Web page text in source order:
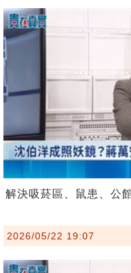
解決吸菸區、鼠患、公
2026/05/22 19:07